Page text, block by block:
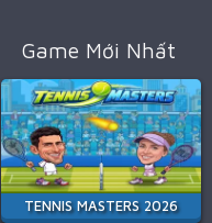
Game Mới Nhất
TENNIS MASTERS 2026